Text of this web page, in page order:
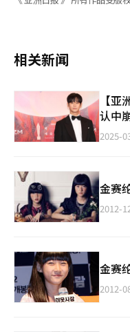
相关新闻
【
认中
2025-
金赛
2012-
金赛
2012-